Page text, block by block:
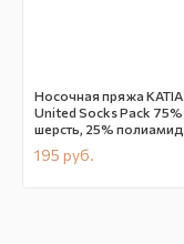
Носочная пряжа KATIA
United Socks Pack 75%
шерсть, 25%
195 руб.